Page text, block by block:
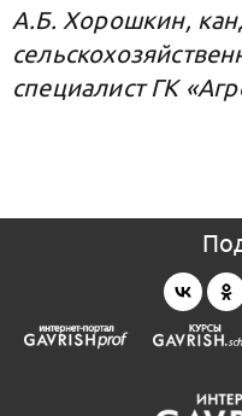
А.Б. Хорошкин,
специалист ГК